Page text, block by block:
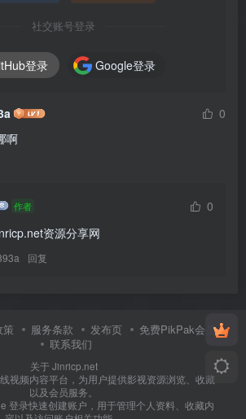
社交账号登录
登录 Google登录
0
啊
作者
0
资源分享网
回复
策 服务条款 发布页
免费PikPak会员
联系我们
关于 Jinricp.net
视频内容平台，为用户提供影视资源浏览、收藏
以及会员服务。
登录快速创建账户，用于管理个人资料、收藏内